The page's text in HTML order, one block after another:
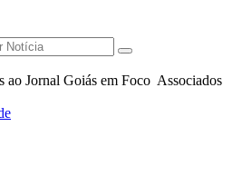
ao Jornal Goiás em Foco Associados